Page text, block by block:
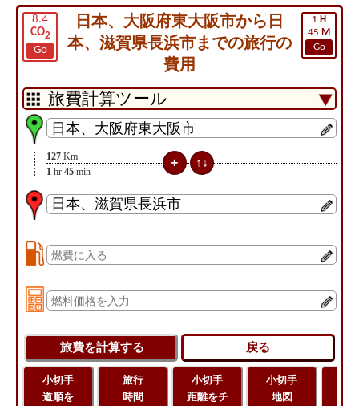
8.4
CO2
Go
1 H
45 M
Go
日本、大阪府東大阪市から日
本、滋賀県長浜市までの旅行の
費用
127 Km
1 hr 45 min
小切手
道順を
旅行
時間
小切手
距離をチ
小切手
地図